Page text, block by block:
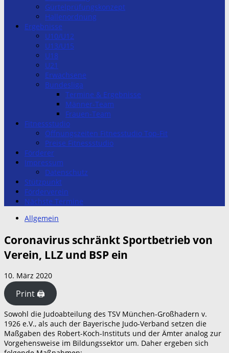
Gürtelprüfungskonzept
Hallenordnung
Ergebnisse
U10/U12
U13/U15
U18
U21
Erwachsene
Bundesliga
Termine & Ergebnisse
Männer-Team
Frauen-Team
Fitnessstudio
Öffnungszeiten Fitnesstudio Top-Fit
Preise Fitnessstudio
Förderer
Impressum
Datenschutz
Stützpunkt
Förderverein
Nächste Termine
Allgemein
Coronavirus schränkt Sportbetrieb von
Verein, LLZ und BSP ein
10. März 2020
Print 🖨
Sowohl die Judoabteilung des TSV München-Großhadern v.
1926 e.V., als auch der Bayerische Judo-Verband setzen die
Maßgaben des Robert-Koch-Instituts und der Ämter analog zur
Vorgehensweise im Bildungssektor um. Daher ergeben sich